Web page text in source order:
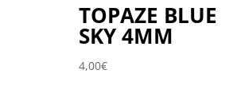
TOPAZE BLUE
SKY 4MM
4,00€